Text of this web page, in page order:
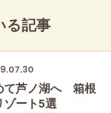
る記事
て芦ノ湖へ 箱根
ゾート5選